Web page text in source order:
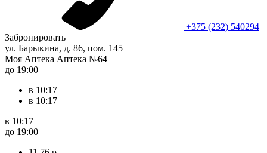
+375 (232) 540294
Забронировать
ул. Барыкина, д. 86, пом. 145
Моя Аптека Аптека №64
до 19:00
в 10:17
в 10:17
в 10:17
до 19:00